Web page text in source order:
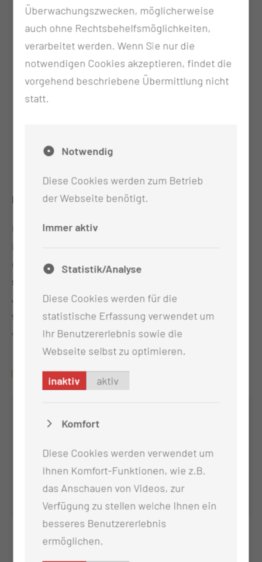
Pflichtfortbildungen im Rettungsdienst
die kontinuierliche berufliche
Weiterentwicklung.
Ausbildung - und Fortbildungenvon
Leitstellendisponenten: Spezialwissen für
den professionellen Einsatz.
aufbauenden Trainings, abgestimmt auf die
Fachexpertise, auf die Ihr zählen könnt
Unser Team besteht aus hauptamtlichen
durch externe Dozentinnen und Dozenten mit
spezifischem Fachwissen
Jede Ausbildung basiert auf denneuesten
fachlichen Methodenund ist eng mit der Praxis
verbunden für optimalen Lernerfolg.
ERREICHBARKEIT
Mittwoch
08:00 - 16:00 Uhr
Freitag
08:00 - 16:00 Uhr
Überwachungszwecken, möglicherweise
auch ohne Rechtsbehelfsmöglichkeiten,
verarbeitet werden. Wenn Sie nur die
notwendigen Cookies akzeptieren, findet die
vorgehend beschriebene Übermittlung nicht
statt.
Notwendig
Diese Cookies werden zum Betrieb
der Webseite benötigt.
Immer aktiv
Statistik/Analyse
Diese Cookies werden für die
statistische Erfassung verwendet um
Ihr Benutzererlebnis sowie die
Webseite selbst zu optimieren.
inaktiv aktiv
Komfort
Diese Cookies werden verwendet um
Ihnen Komfort-Funktionen, wie z.B.
das Anschauen von Videos, zur
Verfügung zu stellen welche Ihnen ein
besseres Benutzererlebnis
ermöglichen.